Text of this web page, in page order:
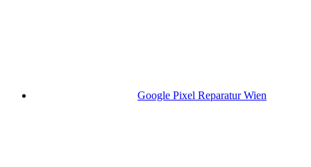
Google Pixel Reparatur Wien